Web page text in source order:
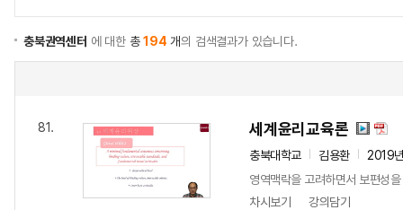
충북권역센터 에 대한총194 개의 검색결과가 있습니다.
81. 세계윤리교육론
충북대학교 김용환
2019
영역맥락을 고려하면서 보편성
차시보기
강의담기